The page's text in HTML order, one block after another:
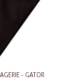
- GATOR